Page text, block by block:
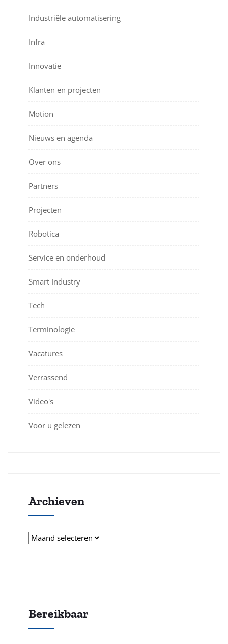
Industriële automatisering
Infra
Innovatie
Klanten en projecten
Motion
Nieuws en agenda
Over ons
Partners
Projecten
Robotica
Service en onderhoud
Smart Industry
Tech
Terminologie
Vacatures
Verrassend
Video's
Voor u gelezen
Archieven
Archieven
Bereikbaar